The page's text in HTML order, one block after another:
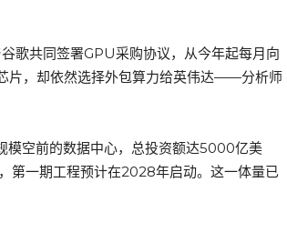
歌共同签署GPU采购协议，从今年起每月向
片，却依然选择外包算力给英伟达——分析师
模空前的数据中心，总投资额达5000亿美
第一期工程预计在2028年启动。这一体量已